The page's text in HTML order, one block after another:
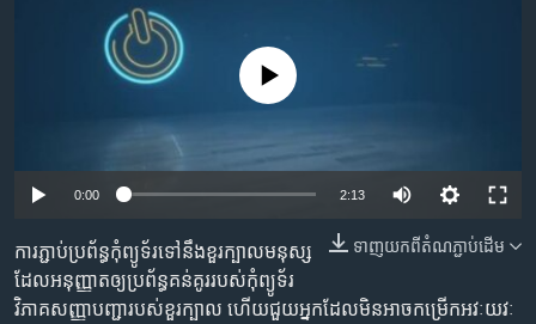
និង​
កាន់​
ទំព័រ​
ស្វែង​
វិទ្យុ / ផតខាសថ៍
កម្មវិធីទាំងអស់
Khmer English
បណ្តាញ​សង្គម
ភាសា
No media source currently available
0:00 2:13
ទាញ​យក​ពី​តំណភ្ជាប់​ដើម
ការ​ភ្ជាប់​ប្រព័ន្ធ​កុំព្យូទ័រ​ទៅ​នឹង​ខួរក្បាល​មនុស្ស
ដែល​អនុញ្ញាត​ឲ្យ​ប្រព័ន្ធ​គន់គូរ​របស់​កុំព្យូទ័រ​
វិភាគ​សញ្ញា​បញ្ជា​របស់​ខួរក្បាល ហើយ​ជួយ​អ្នក​ដែល​មិន​អាច​កម្រើក​អវៈយវៈ​